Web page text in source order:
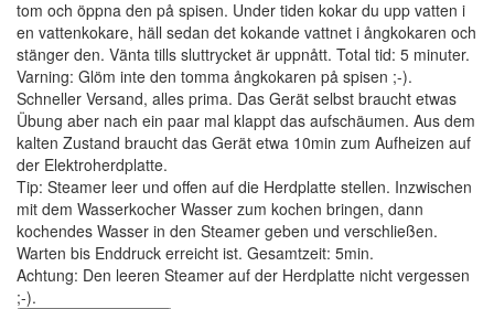
tom och öppna den på spisen. Under tiden kokar du upp vatten i
en vattenkokare, häll sedan det kokande vattnet i ångkokaren och
stänger den. Vänta tills sluttrycket är uppnått. Total tid: 5 minuter.
Varning: Glöm inte den tomma ångkokaren på spisen ;-).
Schneller Versand, alles prima. Das Gerät selbst braucht etwas
Übung aber nach ein paar mal klappt das aufschäumen. Aus dem
kalten Zustand braucht das Gerät etwa 10min zum Aufheizen auf
der Elektroherdplatte.
Tip: Steamer leer und offen auf die Herdplatte stellen. Inzwischen
mit dem Wasserkocher Wasser zum kochen bringen, dann
kochendes Wasser in den Steamer geben und verschließen.
Warten bis Enddruck erreicht ist. Gesamtzeit: 5min.
Achtung: Den leeren Steamer auf der Herdplatte nicht vergessen
;-).